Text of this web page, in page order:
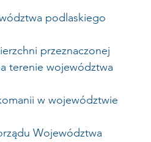
podlaskiego
przeznaczonej
terenie województwa
w województwie
Województwa